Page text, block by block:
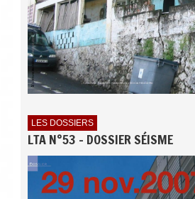
LES DOSSIERS
LTA N°53 - DOSSIER SÉISME